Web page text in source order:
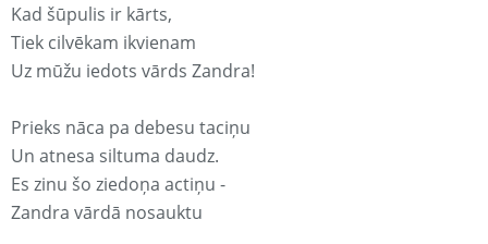
Kad šūpulis ir kārts,
Tiek cilvēkam ikvienam
Uz mūžu iedots vārds Zandra!
Prieks nāca pa debesu taciņu
Un atnesa siltuma daudz.
Es zinu šo ziedoņa actiņu -
Zandra vārdā nosauktu